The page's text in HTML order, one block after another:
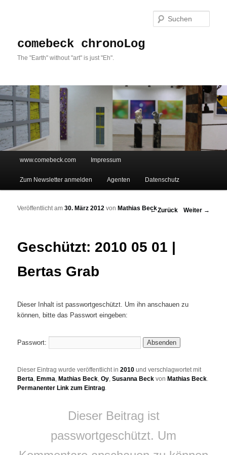
comebeck chronoLog
The "Earth" without "art" is just "Eh".
Zum Inhalt wechseln
Zum sekundären Inhalt wechseln
www.comebeck.com Impressum
Zum Newsletter anmelden Agenten Datenschutz
Beitrags-Navigation
←Zurück Weiter →
Geschützt: 2010 05 01 |
Bertas Grab
Veröffentlicht am30. März 2012 von Mathias Beck
Dieser Inhalt ist passwortgeschützt. Um ihn anschauen zu
können, bitte das Passwort eingeben:
Passwort:
Dieser Eintrag wurde veröffentlicht in2010 und verschlagwortet mit
Berta, Emma, Mathias Beck,Oy,Susanna Beck von Mathias Beck.
Permanenter Link zum Eintrag.
Dieser Beitrag ist
passwortgeschützt. Um